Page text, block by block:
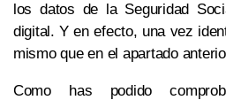
los datos de la Seguridad
digital. Y en efecto, una vez
mismo que en el apartado
Como has podido